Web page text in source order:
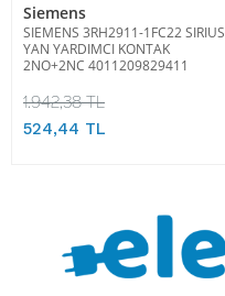
Siemens
SIEMENS 3RH2911-1FC22 SIRIUS
YAN YARDIMCI KONTAK
2NO+2NC 4011209829411
1.942,38 TL
524,44 TL